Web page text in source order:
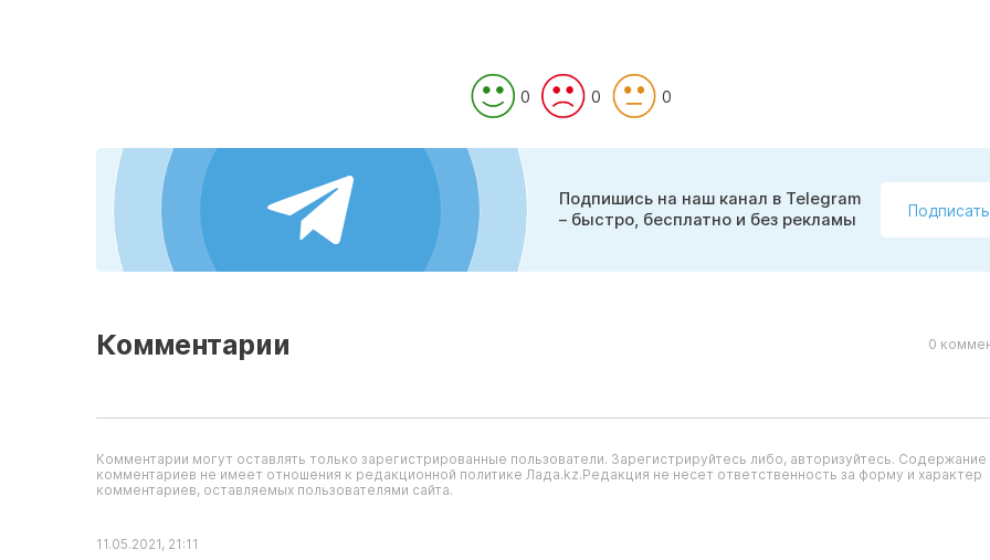
0 0 0
Подпишись на наш канал в Telegram
– быстро, бесплатно и без рекламы
Комментарии 0
Комментарии могут оставлять только зарегистрированные пользователи. Зарегистрируйтесь либо, авторизуйтесь. Содержание
комментариев не имеет отношения к редакционной политике Лада.kz.Редакция не несет ответственность за форму и характер
комментариев, оставляемых пользователями сайта.
11.05.2021, 21:11